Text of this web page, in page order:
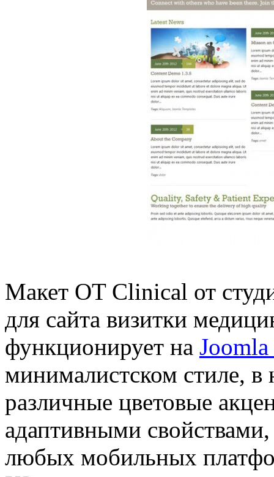
Макет OT Clinical от
для сайта визитки
функционирует на
минималистском стиле, в
различные цветовые
адаптивными
любых мобильных